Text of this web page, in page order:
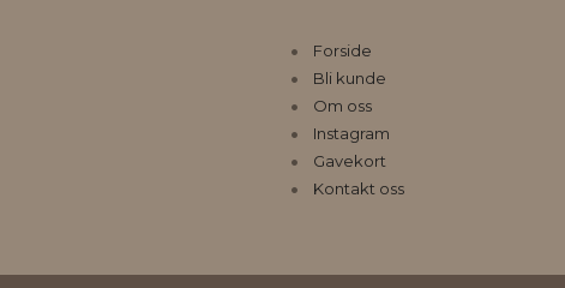
Forside
Bli kunde
Om oss
Instagram
Gavekort
Kontakt oss